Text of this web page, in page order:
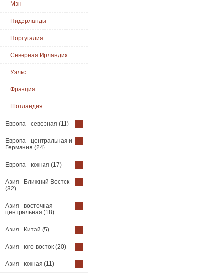
Мэн
Нидерланды
Португалия
Северная Ирландия
Уэльс
Франция
Шотландия
Европа - северная (11)
Европа - центральная и
Германия (24)
Европа - южная (17)
Азия - Ближний Восток
(32)
Азия - восточная -
центральная (18)
Азия - Китай (5)
Азия - юго-восток (20)
Азия - южная (11)